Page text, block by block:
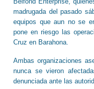
madrugada del pasado
equipos que aun no se
pone en riesgo las
Cruz en Barahona.
Ambas organizaciones
nunca se vieron
denunciada ante las